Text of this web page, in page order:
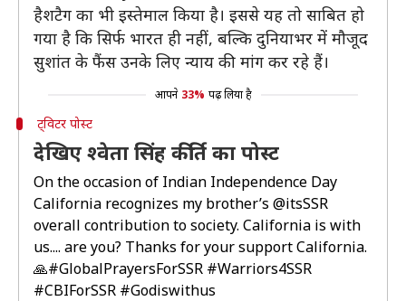
हैशटैग का भी इस्तेमाल किया है। इससे यह तो साबित हो
गया है कि सिर्फ भारत ही नहीं, बल्कि दुनियाभर में मौजूद
सुशांत के फैंस उनके लिए न्याय की मांग कर रहे हैं।
आपने 33% पढ़ लिया है
ट्विटर पोस्ट
देखिए श्वेता सिंह कीर्ति का पोस्ट
On the occasion of Indian Independence Day
California recognizes my brother’s @itsSSR
overall contribution to society. California is with
us.... are you? Thanks for your support California.
🙏#GlobalPrayersForSSR #Warriors4SSR
#CBIForSSR #Godiswithus